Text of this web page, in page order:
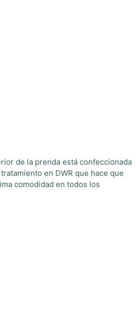
de la prenda está confeccionada
en DWR que hace que
comodidad en todos los